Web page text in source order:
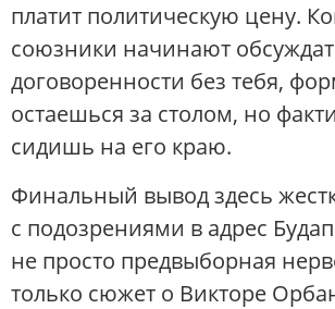
платит политическую цену.
союзники начинают
договоренности без тебя,
остаешься за столом, но
сидишь на его краю.
Финальный вывод здесь
с подозрениями в адрес
не просто предвыборная
только сюжет о Викторе